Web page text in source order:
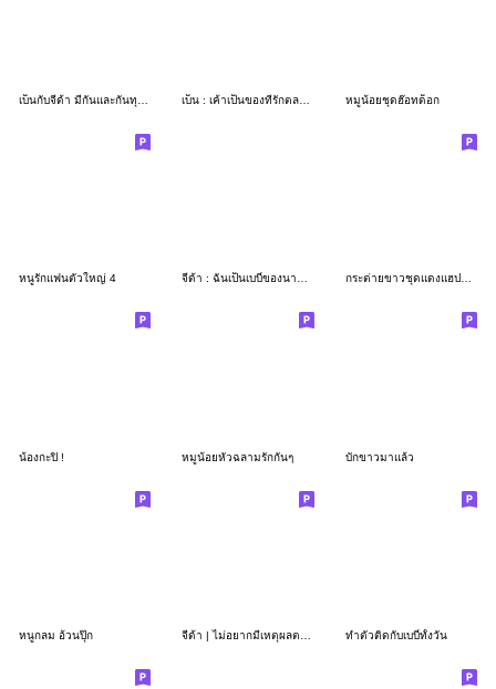
หมูน้อยชุดฮ๊อทด็อก
หนูรักแฟนตัวใหญ่ 4 จีด้า : ฉันเป็นเบบี๋ของนายนะ กระต่ายขาวชุดแดงแฮปปี้จุง
น้องกะปิ ! หมูน้อยหัวฉลามรักกันๆ บักขาวมาแล้ว
หนูกลม อ้วนปุ๊ก ทำตัวติดกับเบบี๋ทั้งวัน